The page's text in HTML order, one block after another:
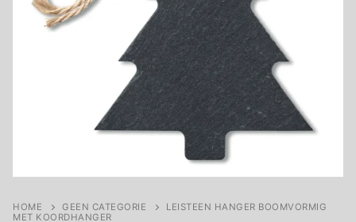
HOME GEEN CATEGORIE
LEISTEEN HANGER BOOMVORMIG
MET KOORDHANGER